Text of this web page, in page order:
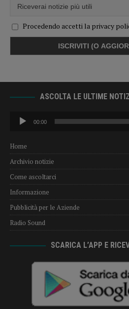
Procedendo accetti la privacy
ASCOLTA LE ULTIME
Audio
Player
00:00
Home
Archivio notizie
Come ascoltarci
Informazione
Pubblicità per le Aziende
Radio Sound
SCARICA L’APP E